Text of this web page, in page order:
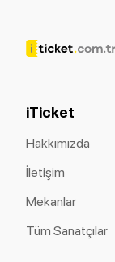
iTicket
Hakkımızda
İletişim
Mekanlar
Tüm Sanatçılar